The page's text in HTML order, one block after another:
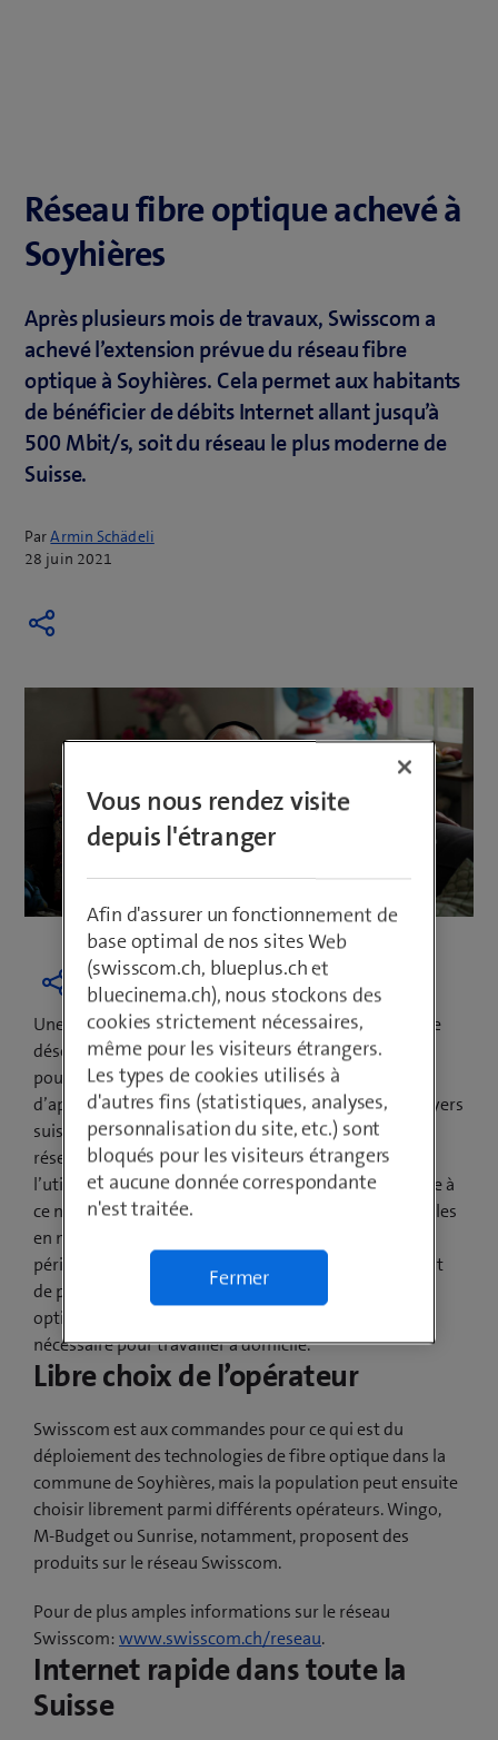
Réseau fibre optique achevé à
Soyhières
Après plusieurs mois de travaux, Swisscom a
achevé l’extension prévue du réseau fibre
optique à Soyhières. Cela permet aux habitants
de bénéficier de débits Internet allant jusqu’à
500 Mbit/s, soit du réseau le plus moderne de
Suisse.
ParArmin Schädeli
28 juin 2021
Une grande partie de la population de Soyhières surfe
désormais sur l’Internet ultrarapide à des débits
pouvant aller jusqu’à 500 Mbit/s. De plus en plus
d’applications sont connectées à Internet dans les foyers
suisses: télévision UHD, visiophonie ou travail sur le
réseau d’entreprise depuis le domicile. C’est surtout
l’utilisation simultanée qui sollicite le réseau. Or, grâce à
ce nouveau débit, toutes ces applications sont possibles
en même temps sans le moindre problème. Dans la
période actuelle en particulier, où le télétravail devient
de plus en plus courant, l’extension du réseau à fibre
optique par Swisscom vient soutenir l’infrastructure
nécessaire pour travailler à domicile.
Libre choix de l’opérateur
Swisscom est aux commandes pour ce qui est du
déploiement des technologies de fibre optique dans la
commune de Soyhières, mais la population peut ensuite
choisir librement parmi différents opérateurs. Wingo,
M-Budget ou Sunrise, notamment, proposent des
produits sur le réseau Swisscom.
Pour de plus amples informations sur le réseau
Swisscom: www.swisscom.ch/reseau.
Internet rapide dans toute la
Suisse
Vous nous rendez visite
depuis l'étranger
Afin d'assurer un fonctionnement de
base optimal de nos sites Web
(swisscom.ch, blueplus.ch et
bluecinema.ch), nous stockons des
cookies strictement nécessaires,
même pour les visiteurs étrangers.
Les types de cookies utilisés à
d'autres fins (statistiques, analyses,
personnalisation du site, etc.) sont
bloqués pour les visiteurs étrangers
et aucune donnée correspondante
n'est traitée.
Fermer